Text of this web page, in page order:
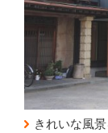
きれいな風